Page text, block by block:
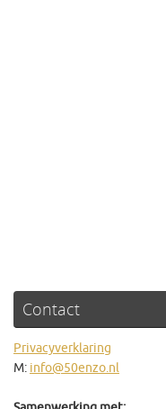
Contact
Privacyverklaring
M: info@50enzo.nl